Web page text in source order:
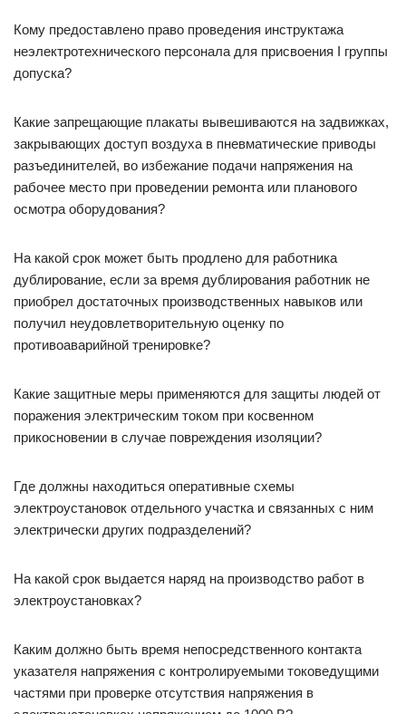
Кому предоставлено право проведения инструктажа
неэлектротехнического персонала для присвоения I группы
допуска?
Какие запрещающие плакаты вывешиваются на задвижках,
закрывающих доступ воздуха в пневматические приводы
разъединителей, во избежание подачи напряжения на
рабочее место при проведении ремонта или планового
осмотра оборудования?
На какой срок может быть продлено для работника
дублирование, если за время дублирования работник не
приобрел достаточных производственных навыков или
получил неудовлетворительную оценку по
противоаварийной тренировке?
Какие защитные меры применяются для защиты людей от
поражения электрическим током при косвенном
прикосновении в случае повреждения изоляции?
Где должны находиться оперативные схемы
электроустановок отдельного участка и связанных с ним
электрически других подразделений?
На какой срок выдается наряд на производство работ в
электроустановках?
Каким должно быть время непосредственного контакта
указателя напряжения с контролируемыми токоведущими
частями при проверке отсутствия напряжения в